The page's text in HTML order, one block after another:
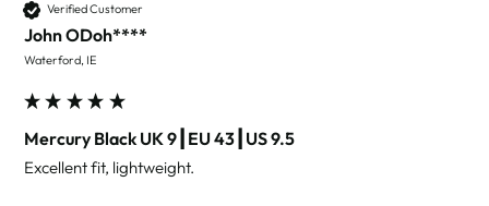
Verified Customer
John ODoh****
Waterford, IE
Mercury Black UK 9┃EU 43┃US 9.5
Excellent fit, lightweight.